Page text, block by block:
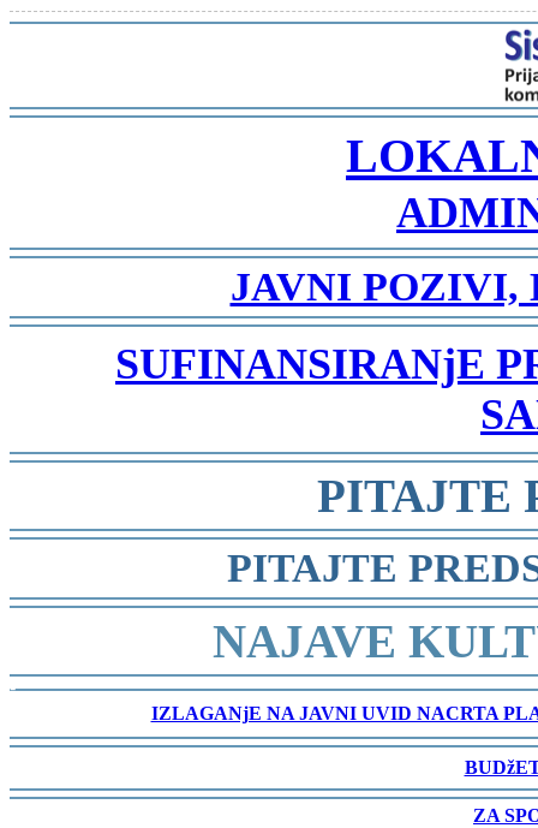
-
-
JAVNI POZIVI,
-
SUFINANSIRANjE
-
PITAJTE
-
PITAJTE
-
NAJAVE
-
IZLAGANjE NA JAVNI UVID NACRTA
-
-
ZA